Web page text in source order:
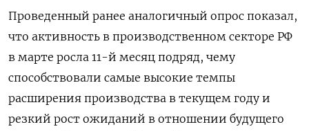
Проведенный ранее аналогичный опрос показал,
что активность в производственном секторе РФ
в марте росла 11-й месяц подряд, чему
способствовали самые высокие темпы
расширения производства в текущем году и
резкий рост ожиданий в отношении будущего